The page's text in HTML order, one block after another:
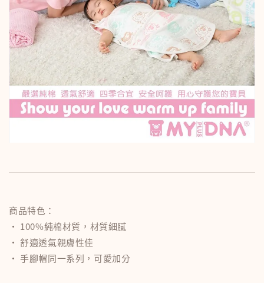
商品特色：
• 100%純棉材質，材質細膩
• 舒適透氣親膚性佳
• 手腳帽同一系列，可愛加分